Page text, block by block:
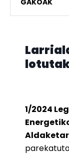
GAKOAK
1/2024